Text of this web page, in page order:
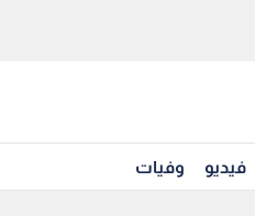
فيديو وفيات